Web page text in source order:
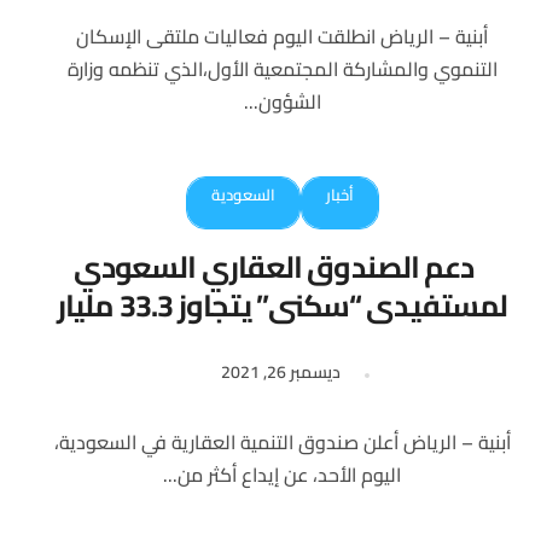
أبنية – الرياض انطلقت اليوم فعاليات ملتقى الإسكان
التنموي والمشاركة المجتمعية الأول،الذي تنظمه وزارة
الشؤون...
أخبار السعودية
دعم الصندوق العقاري السعودي
لمستفيدي “سكني” يتجاوز 33.3 مليار
ريالديسمبر 26, 2021
أبنية – الرياض أعلن صندوق التنمية العقارية في السعودية،
اليوم الأحد، عن إيداع أكثر من...